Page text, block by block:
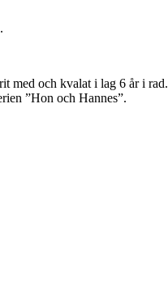
med och kvalat i lag 6 år i rad.
”Hon och Hannes”.